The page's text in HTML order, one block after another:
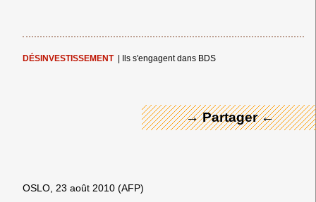
DÉSINVESTISSEMENT Ils s'engagent dans BDS
→ Partager ←
OSLO, 23 août 2010 (AFP)